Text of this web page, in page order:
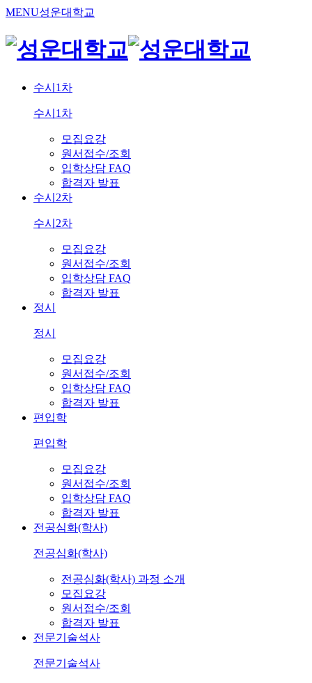
MENU성운대학교
수시1차
수시1차
모집요강
원서접수/조회
입학상담 FAQ
합격자 발표
수시2차
수시2차
모집요강
원서접수/조회
입학상담 FAQ
합격자 발표
정시
정시
모집요강
원서접수/조회
입학상담 FAQ
합격자 발표
편입학
편입학
모집요강
원서접수/조회
입학상담 FAQ
합격자 발표
전공심화(학사)
전공심화(학사)
전공심화(학사) 과정 소개
모집요강
원서접수/조회
합격자 발표
전문기술석사
전문기술석사